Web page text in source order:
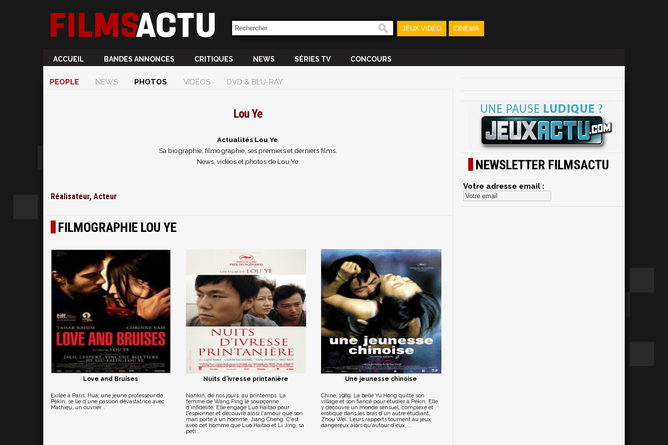
JEUX VIDÉO CINÉMA
ACCUEIL BANDES ANNONCES CRITIQUES NEWS SÉRIES TV CONCOURS
PEOPLE NEWS PHOTOS VIDÉOS DVD & BLU-RAY
Lou Ye
Actualités Lou Ye
Sa biographie, filmographie, ses premiers et derniers films.
News, vidéos et photos de Lou Ye.
Réalisateur, Acteur
FILMOGRAPHIE LOU YE
Love and Bruises
Exilée à Paris, Hua, une jeune professeur de
Pékin, se lie d'une passion dévastatrice avec
Mathieu, un ouvrier...
Nuits d'ivresse printanière
Nankin, de nos jours, au printemps. La
femme de Wang Ping le soupçonne
d'infidélité. Elle engage Luo Haitao pour
l'espionner et découvre ainsi l'amour que son
mari porte à un homme, Jiang Cheng. C'est
avec cet homme que Luo Haitao et Li Jing, sa
peti...
Une jeunesse chinoise
Chine, 1989. La belle Yu Hong quitte son
village et son fiancé pour étudier à Pékin. Elle
y découvre un monde sensuel, complexe et
érotique dans les bras d'un autre étudiant,
Zhou Wei. Leurs rapports tournent au jeux
dangereux alors qu'autour d'eux, ...
NEWSLETTER FILMSACTU
Votre adresse email :